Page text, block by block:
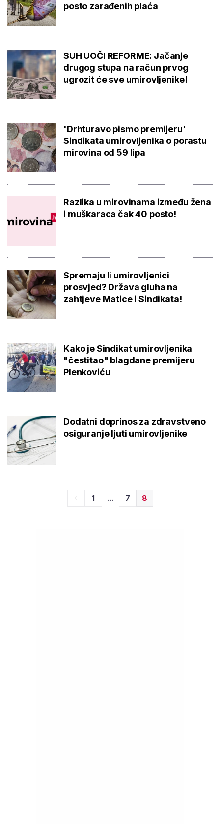
posto zarađenih plaća
SUH UOČI REFORME: Jačanje
drugog stupa na račun prvog
ugrozit će sve umirovljenike!
'Drhturavo pismo premijeru'
Sindikata umirovljenika o porastu
mirovina od 59 lipa
Razlika u mirovinama između žena
i muškaraca čak 40 posto!
Spremaju li umirovljenici
prosvjed? Država gluha na
zahtjeve Matice i Sindikata!
Kako je Sindikat umirovljenika
"čestitao" blagdane premijeru
Plenkoviću
Dodatni doprinos za zdravstveno
osiguranje ljuti umirovljenike
1 ... 7 8